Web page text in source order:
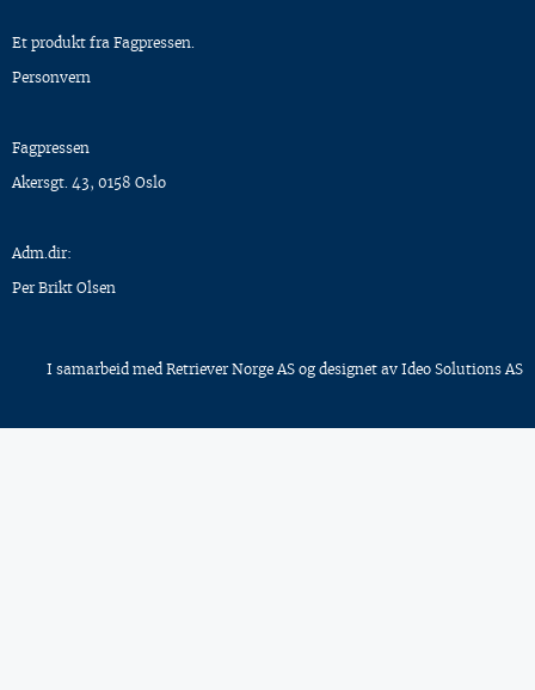
Et produkt fra Fagpressen.
Personvern
Fagpressen
Akersgt. 43, 0158 Oslo
Adm.dir:
Per Brikt Olsen
I samarbeid med Retriever Norge AS og designet av Ideo Solutions AS